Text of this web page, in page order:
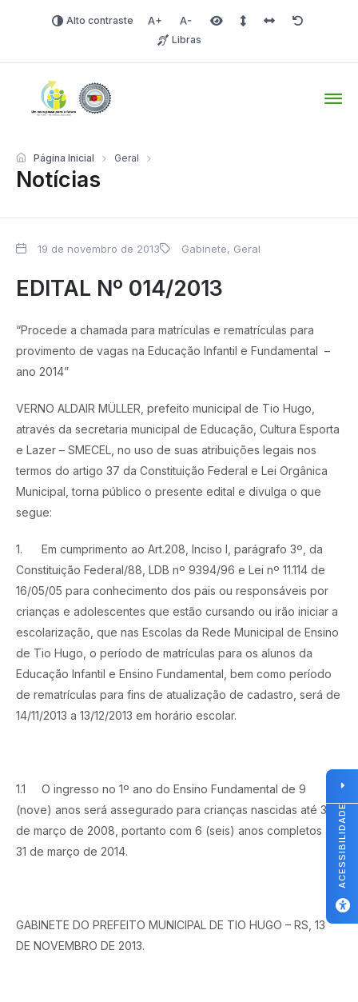
Alto contraste Aumentar fonte
Diminuir fonteÁrea selecionada
Espaçamento de linha
Espaço dos
Redefinir
Libras
Notícias
Página Inicial Geral
19 de novembro de 2013 Gabinete, Geral
EDITAL Nº 014/2013
“Procede a chamada para matrículas e rematrículas para
provimento de vagas na Educação Infantil e Fundamental –
ano 2014”
VERNO ALDAIR MÜLLER, prefeito municipal de Tio Hugo,
através da secretaria municipal de Educação, Cultura Esporta
e Lazer – SMECEL, no uso de suas atribuições legais nos
termos do artigo 37 da Constituição Federal e Lei Orgânica
Municipal, torna público o presente edital e divulga o que
segue:
1. Em cumprimento ao Art.208, Inciso I, parágrafo 3º, da
Constituição Federal/88, LDB nº 9394/96 e Lei nº 11.114 de
16/05/05 para conhecimento dos pais ou responsáveis por
crianças e adolescentes que estão cursando ou irão iniciar a
escolarização, que nas Escolas da Rede Municipal de Ensino
de Tio Hugo, o período de matrículas para os alunos da
Educação Infantil e Ensino Fundamental, bem como período
de rematrículas para fins de atualização de cadastro, será de
14/11/2013 a 13/12/2013 em horário escolar.
1.1 O ingresso no 1º ano do Ensino Fundamental de 9
(nove) anos será assegurado para crianças nascidas até 31
de março de 2008, portanto com 6 (seis) anos completos até
31 de março de 2014.
GABINETE DO PREFEITO MUNICIPAL DE TIO HUGO – RS, 13
DE NOVEMBRO DE 2013.
ACESSIBILIDADE